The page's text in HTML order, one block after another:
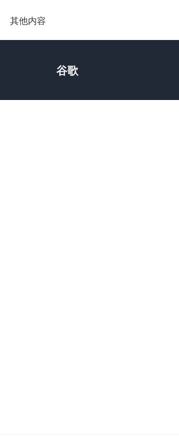
其他内容
谷歌